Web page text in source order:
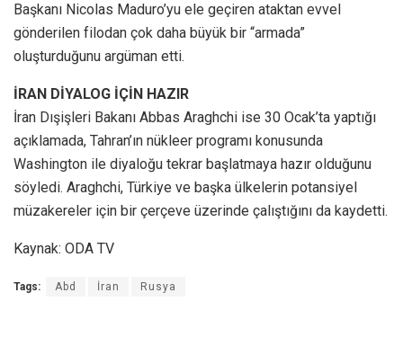
Başkanı Nicolas Maduro’yu ele geçiren ataktan evvel
gönderilen filodan çok daha büyük bir “armada”
oluşturduğunu argüman etti.
İRAN DİYALOG İÇİN HAZIR
İran Dışişleri Bakanı Abbas Araghchi ise 30 Ocak’ta yaptığı
açıklamada, Tahran’ın nükleer programı konusunda
Washington ile diyaloğu tekrar başlatmaya hazır olduğunu
söyledi. Araghchi, Türkiye ve başka ülkelerin potansiyel
müzakereler için bir çerçeve üzerinde çalıştığını da kaydetti.
Kaynak: ODA TV
Tags: Abd İran Rusya